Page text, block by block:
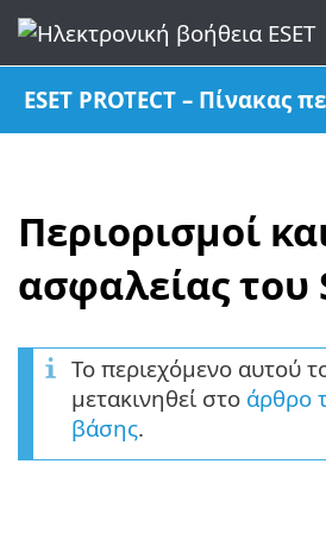
ESET PROTECT – Πίνακας
Περιορισμοί
ασφαλείας του
Το περιεχόμενο αυτού
μετακινηθεί στο άρθρο
βάσης.